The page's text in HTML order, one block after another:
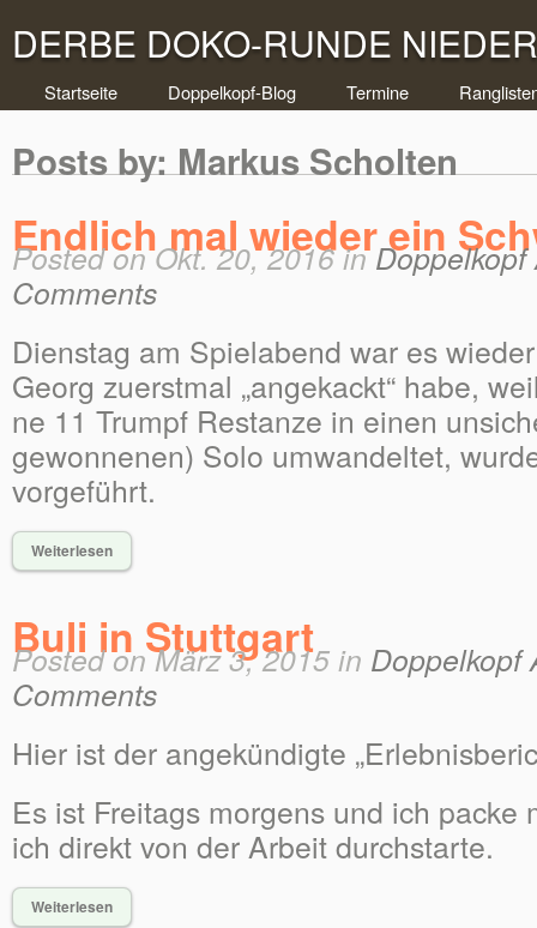
DERBE DOKO-RUNDE
Startseite Doppelkopf-Blog Termine
Posts by: Markus Scholten
Endlich mal wieder ein
Posted on Okt. 20, 2016 in
Comments
Dienstag am Spielabend war es
Georg zuerstmal „angekackt“ habe,
ne 11 Trumpf Restanze in einen
gewonnenen) Solo umwandeltet,
vorgeführt.
Weiterlesen
Buli in Stuttgart
Posted on März 3, 2015 in Doppelkopf
Comments
Hier ist der angekündigte
Es ist Freitags morgens und ich packe
ich direkt von der Arbeit durchstarte.
Weiterlesen